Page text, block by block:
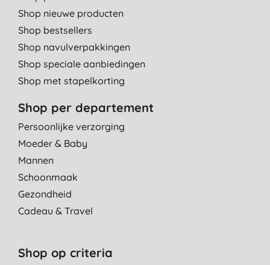
Shop nieuwe producten
Shop bestsellers
Shop navulverpakkingen
Shop speciale aanbiedingen
Shop met stapelkorting
Shop per departement
Persoonlijke verzorging
Moeder & Baby
Mannen
Schoonmaak
Gezondheid
Cadeau & Travel
Shop op criteria